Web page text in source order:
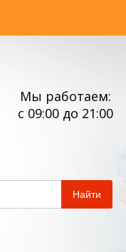
Мы работаем:
с 09:00 до 21:00
Найти